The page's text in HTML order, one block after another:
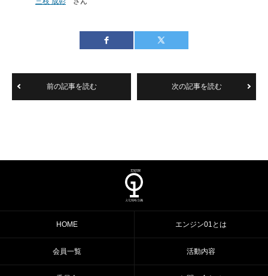
前の記事を読む 次の記事を読む
HOME エンジン01とは
会員一覧 活動内容